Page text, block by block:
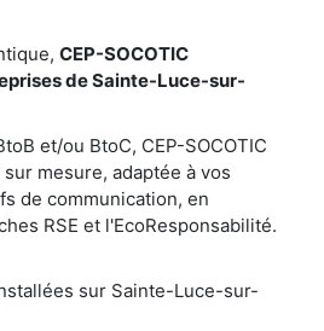
CEP-SOCOTIC
de Sainte-Luce-sur-
et/ou BtoC, CEP-SOCOTIC
mesure, adaptée à vos
de communication, en
RSE et l'EcoResponsabilité.
sur Sainte-Luce-sur-